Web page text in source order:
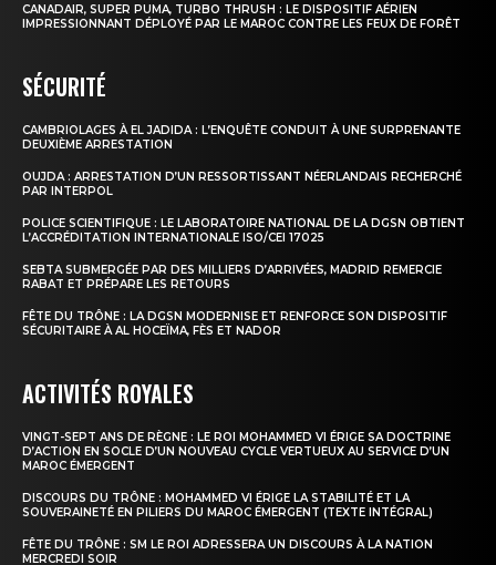
CANADAIR, SUPER PUMA, TURBO THRUSH : LE DISPOSITIF AÉRIEN
IMPRESSIONNANT DÉPLOYÉ PAR LE MAROC CONTRE LES FEUX DE FORÊT
SÉCURITÉ
CAMBRIOLAGES À EL JADIDA : L’ENQUÊTE CONDUIT À UNE SURPRENANTE
DEUXIÈME ARRESTATION
OUJDA : ARRESTATION D’UN RESSORTISSANT NÉERLANDAIS RECHERCHÉ
PAR INTERPOL
POLICE SCIENTIFIQUE : LE LABORATOIRE NATIONAL DE LA DGSN OBTIENT
L’ACCRÉDITATION INTERNATIONALE ISO/CEI 17025
SEBTA SUBMERGÉE PAR DES MILLIERS D’ARRIVÉES, MADRID REMERCIE
RABAT ET PRÉPARE LES RETOURS
FÊTE DU TRÔNE : LA DGSN MODERNISE ET RENFORCE SON DISPOSITIF
SÉCURITAIRE À AL HOCEÏMA, FÈS ET NADOR
ACTIVITÉS ROYALES
VINGT-SEPT ANS DE RÈGNE : LE ROI MOHAMMED VI ÉRIGE SA DOCTRINE
D’ACTION EN SOCLE D’UN NOUVEAU CYCLE VERTUEUX AU SERVICE D’UN
MAROC ÉMERGENT
DISCOURS DU TRÔNE : MOHAMMED VI ÉRIGE LA STABILITÉ ET LA
SOUVERAINETÉ EN PILIERS DU MAROC ÉMERGENT (TEXTE INTÉGRAL)
FÊTE DU TRÔNE : SM LE ROI ADRESSERA UN DISCOURS À LA NATION
MERCREDI SOIR